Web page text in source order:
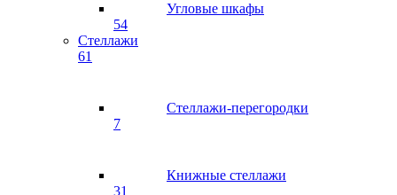
Угловые шкафы
54
Стеллажи
61
Стеллажи-перегородки
7
Книжные стеллажи
31